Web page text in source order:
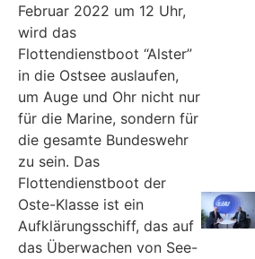
Februar 2022 um 12 Uhr,
wird das
Flottendienstboot “Alster”
in die Ostsee auslaufen,
um Auge und Ohr nicht nur
für die Marine, sondern für
die gesamte Bundeswehr
zu sein. Das
Flottendienstboot der
Oste-Klasse ist ein
Aufklärungsschiff, das auf
das Überwachen von See-